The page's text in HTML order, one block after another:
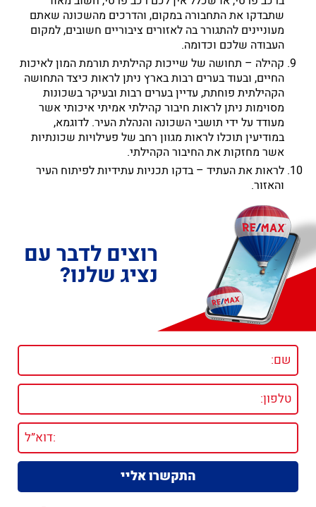
שתבדקו את התחבורה במקום, והדרכים מהשכונה שאתם
מעוניינים להתגורר בה לאזורים ציבוריים חשובים, למקום
העבודה שלכם וכדומה.
קהילה – תחושה של שייכות קהילתית תורמת המון לאיכות
החיים, ובעוד בערים רבות בארץ ניתן לראות כיצד התחושה
הקהילתית פוחתת, עדיין בערים רבות ובעיקר בשכונות
מסוימות ניתן לראות חיבור קהילתי אמיתי איכותי אשר
מעודד על ידי תושבי השכונה והנהלת העיר. לדוגמא,
במודיעין תוכלו לראות מגוון רחב של פעילויות שכונתיות
אשר מחזקות את החיבור הקהילתי.
לראות את העתיד – בדקו תכניות עתידיות לפיתוח העיר
והאזור.
רוצים לדבר עם
נציג שלנו?